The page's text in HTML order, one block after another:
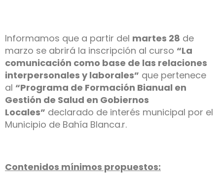
Informamos que a partir del martes 28 de
marzo se abrirá la inscripción al curso “La
comunicación como base de las relaciones
interpersonales y laborales” que pertenece
al “Programa de Formación Bianual en
Gestión de Salud en Gobiernos
Locales” declarado de interés municipal por el
Municipio de Bahía Blanca.r.
Contenidos mínimos propuestos: